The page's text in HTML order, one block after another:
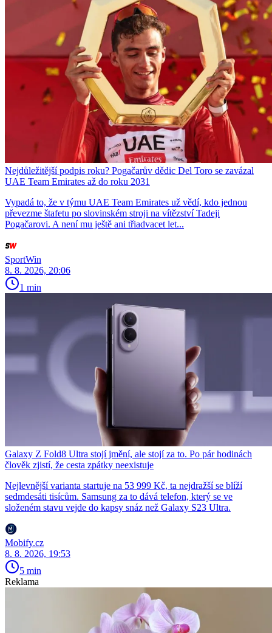
Nejdůležitější podpis roku? Pogačarův dědic Del Toro se zavázal
UAE Team Emirates až do roku 2031
Vypadá to, že v týmu UAE Team Emirates už vědí, kdo jednou
převezme štafetu po slovinském stroji na vítězství Tadeji
Pogačarovi. A není mu ještě ani třiadvacet let...
SportWin
8. 8. 2026, 20:06
1 min
Galaxy Z Fold8 Ultra stojí jmění, ale stojí za to. Po pár hodinách
člověk zjistí, že cesta zpátky neexistuje
Nejlevnější varianta startuje na 53 999 Kč, ta nejdražší se blíží
sedmdesáti tisícům. Samsung za to dává telefon, který se ve
složeném stavu vejde do kapsy snáz než Galaxy S23 Ultra.
Mobify.cz
8. 8. 2026, 19:53
5 min
Reklama